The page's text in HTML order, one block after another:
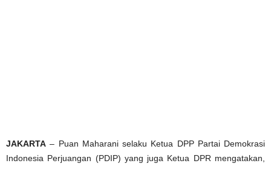
JAKARTA – Puan Maharani selaku Ketua DPP Partai Demokrasi
Indonesia Perjuangan (PDIP) yang juga Ketua DPR mengatakan,